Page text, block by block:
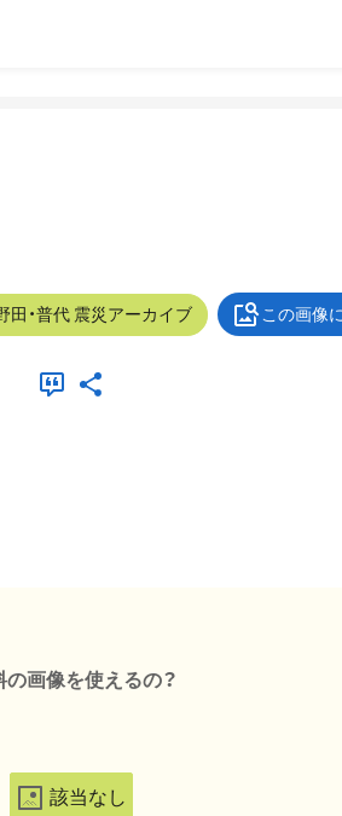
田・普代 震災アーカイブ この画像
画像を使えるの？
該当なし